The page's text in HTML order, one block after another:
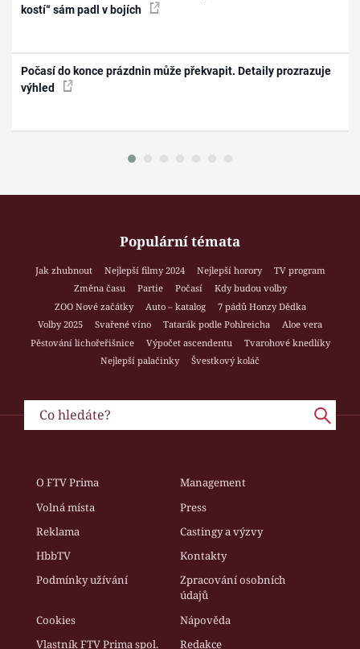
kostí“ sám padl v bojích
Počasí do konce prázdnin může překvapit. Detaily prozrazuje
výhled
Populární témata
Jak zhubnout Nejlepší filmy 2024 Nejlepší horory
TV program
Změna času
Partie Počasí
Kdy budou volby
ZOO Nové začátky
Auto – katalog
7 pádů Honzy Dědka
Volby 2025
Svařené víno Tatarák podle Pohlreicha
Aloe vera
Pěstování lichořeřišnice
Výpočet ascendentu
Tvarohové knedlíky
Nejlepší palačinky
Švestkový koláč
O FTV Prima
Management
Volná místa
Press
Reklama
Castingy a výzvy
HbbTV
Kontakty
Podmínky užívání
Zpracování osobních
údajů
Cookies
Nápověda
Vlastník FTV Prima spol.
Redakce